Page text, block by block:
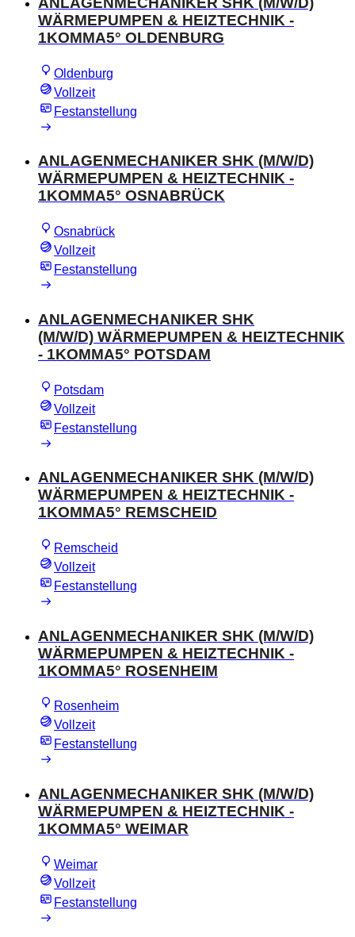
WÄRMEPUMPEN & HEIZTECHNIK -
1KOMMA5° OLDENBURG
Oldenburg
Vollzeit
Festanstellung
ANLAGENMECHANIKER SHK (M/W/D)
WÄRMEPUMPEN & HEIZTECHNIK -
1KOMMA5° OSNABRÜCK
Osnabrück
Vollzeit
Festanstellung
ANLAGENMECHANIKER SHK
(M/W/D) WÄRMEPUMPEN & HEIZTECHNIK
- 1KOMMA5° POTSDAM
Potsdam
Vollzeit
Festanstellung
ANLAGENMECHANIKER SHK (M/W/D)
WÄRMEPUMPEN & HEIZTECHNIK -
1KOMMA5° REMSCHEID
Remscheid
Vollzeit
Festanstellung
ANLAGENMECHANIKER SHK (M/W/D)
WÄRMEPUMPEN & HEIZTECHNIK -
1KOMMA5° ROSENHEIM
Rosenheim
Vollzeit
Festanstellung
ANLAGENMECHANIKER SHK (M/W/D)
WÄRMEPUMPEN & HEIZTECHNIK -
1KOMMA5° WEIMAR
Weimar
Vollzeit
Festanstellung